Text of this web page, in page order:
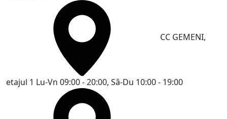
CC GEMENI,
etajul 1 Lu-Vn 09:00 - 20:00, Sâ-Du 10:00 - 19:00